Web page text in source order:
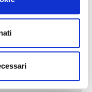
service on the